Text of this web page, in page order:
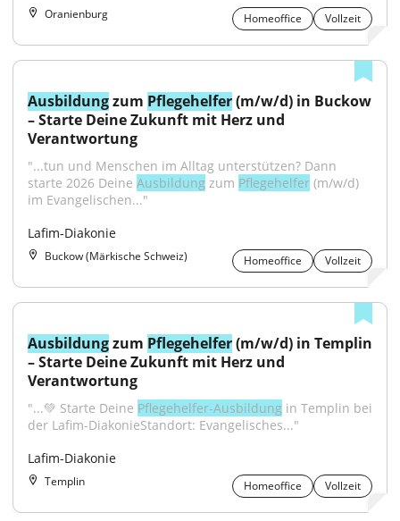
Oranienburg Homeoffice Vollzeit
Ausbildung zum Pflegehelfer (m/w/d) in Buckow
– Starte Deine Zukunft mit Herz und
Verantwortung
"...tun und Menschen im Alltag unterstützen? Dann
starte 2026 Deine Ausbildung zum Pflegehelfer (m/w/d)
im Evangelischen..."
Lafim-Diakonie
Buckow (Märkische Schweiz) Homeoffice Vollzeit
Ausbildung zum Pflegehelfer (m/w/d) in Templin
– Starte Deine Zukunft mit Herz und
Verantwortung
"...💚 Starte Deine Pflegehelfer-Ausbildung in Templin bei
der Lafim-DiakonieStandort: Evangelisches..."
Lafim-Diakonie
Templin Homeoffice Vollzeit